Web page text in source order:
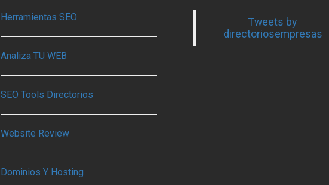
Herramientas SEO
Analiza TU WEB
SEO Tools Directorios
Website Review
Dominios Y Hosting
Tweets by
directoriosempresas